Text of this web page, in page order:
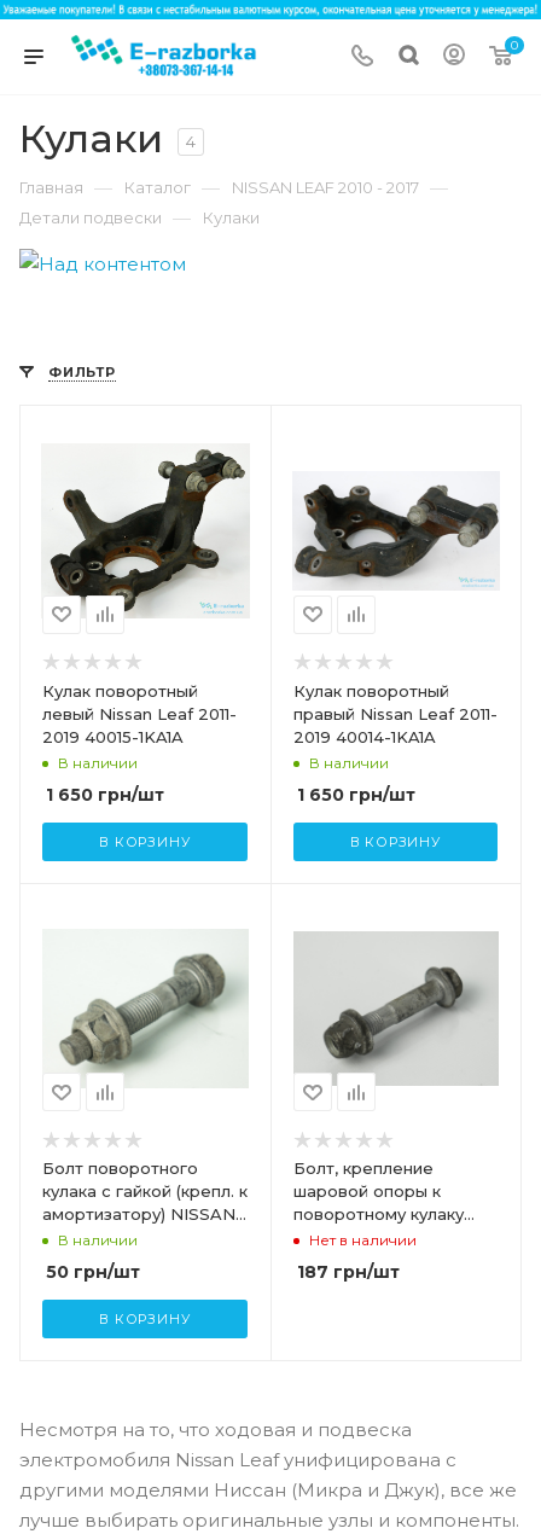
0
Кулаки 4
Главная — Каталог — NISSAN LEAF 2010 - 2017 —
Детали подвески — Кулаки
ФИЛЬТР
Кулак поворотный
левый Nissan Leaf 2011-
2019 40015-1KA1A
В наличии
1 650 грн/шт
В КОРЗИНУ
Кулак поворотный
правый Nissan Leaf 2011-
2019 40014-1KA1A
В наличии
1 650грн/шт
В КОРЗИНУ
Болт поворотного
кулака с гайкой (крепл. к
амортизатору) NISSAN
LEAF 40056-EN02B
В наличии
50 грн/шт
В КОРЗИНУ
Болт, крепление
шаровой опоры к
поворотному кулаку
NISSAN LEAF 40178-
Нет в наличии
187 грн/шт
Несмотря на то, что ходовая и подвеска
электромобиля Nissan Leaf унифицирована с
другими моделями Ниссан (Микра и Джук), все же
лучше выбирать оригинальные узлы и компоненты.